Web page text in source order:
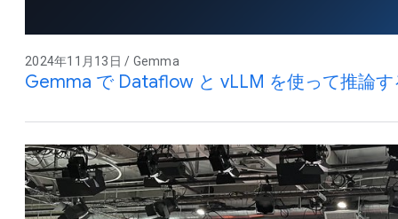
2024年11月13日 / Gemma
Gemma で Dataflow と vLLM を使って推論す